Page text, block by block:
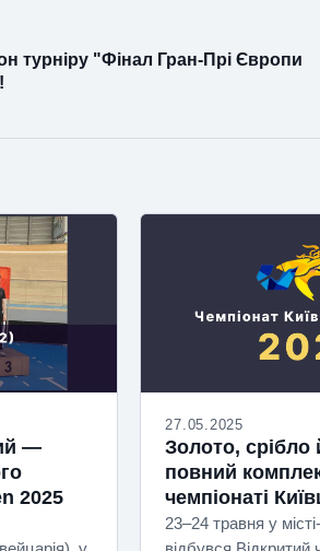
турніру "Фінал Гран-Прі Європи
—
2025
27.05.2025
Золото,
повний
чемпіонаті
23–24 травня у